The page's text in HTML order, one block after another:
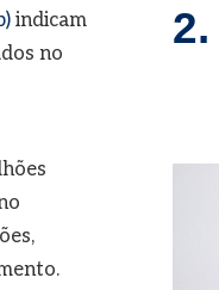
indicam
no